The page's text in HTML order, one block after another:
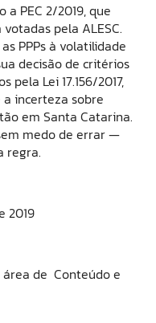
a PEC 2/2019, que
pela ALESC.
PPPs à volatilidade
decisão de critérios
Lei 17.156/2017,
incerteza sobre
em Santa Catarina.
medo de errar —
regra.
2019
de Conteúdo e